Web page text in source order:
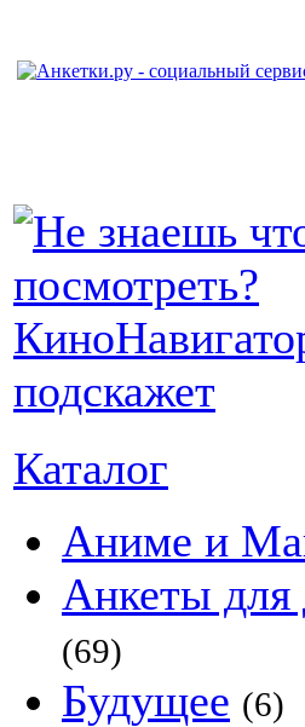
Каталог
Аниме и
Анкеты для
(69)
Будущее (6)